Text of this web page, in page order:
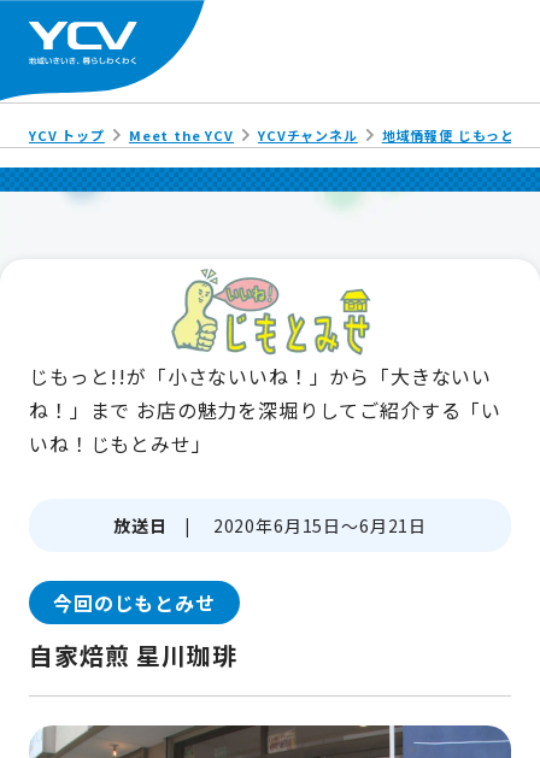
YCV トップ Meet the YCV YCVチャンネル 地域情報便 じもっと!!
じもっと!!が「小さないいね！」から「大きないい
ね！」まで お店の魅力を深堀りしてご紹介する「い
いね！じもとみせ」
放送日 | 2020年6月15日～6月21日
今回のじもとみせ
自家焙煎 星川珈琲